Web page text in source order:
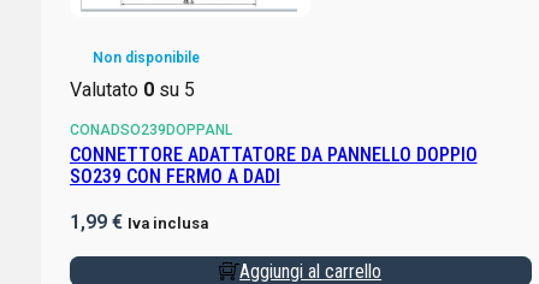
Non disponibile
Valutato 0su 5
CONADSO239DOPPANL
CONNETTORE ADATTATORE DA PANNELLO DOPPIO
SO239 CON FERMO A DADI
1,99 € Iva inclusa
Aggiungi al carrello